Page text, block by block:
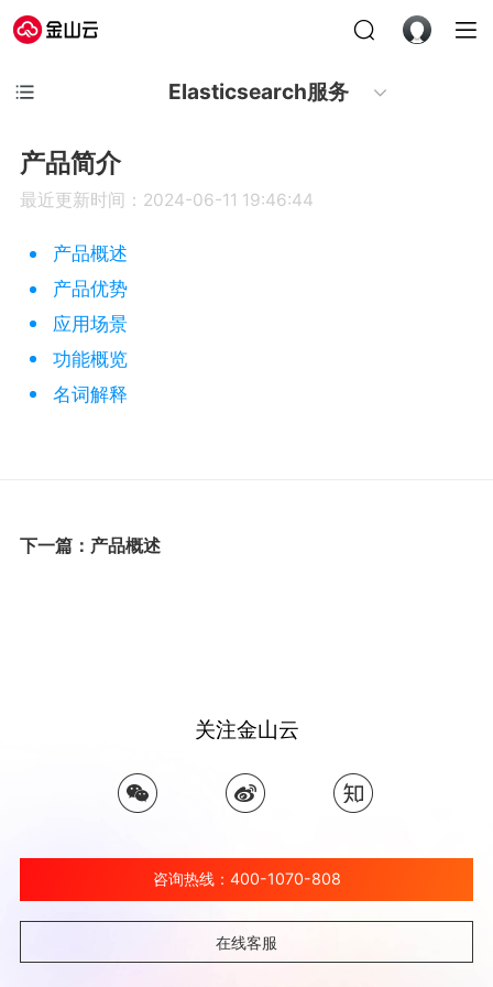
Elasticsearch服务
产品简介
最近更新时间：2024-06-11 19:46:44
产品概述
产品优势
应用场景
功能概览
名词解释
下一篇：产品概述
关注金山云
咨询热线：400-1070-808
在线客服